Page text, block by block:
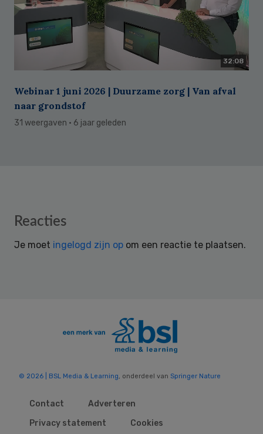
32:08
Webinar 1 juni 2026 | Duurzame zorg | Van afval
naar grondstof
31 weergaven · 6 jaar geleden
Reader
Reacties
Je moet ingelogd zijn op om een reactie te plaatsen.
© 2026 | BSL Media & Learning, onderdeel van Springer Nature
Contact
Adverteren
Privacy statement
Cookies